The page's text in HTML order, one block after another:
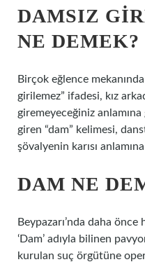
DAMSIZ
NE DEMEK?
Birçok eğlence
girilemez” ifadesi, kız
giremeyeceğiniz
giren “dam” kelimesi,
şövalyenin karısı
DAM NE
Beypazarı’nda daha önce
‘Dam’ adıyla bilinen
kurulan suç örgütüne